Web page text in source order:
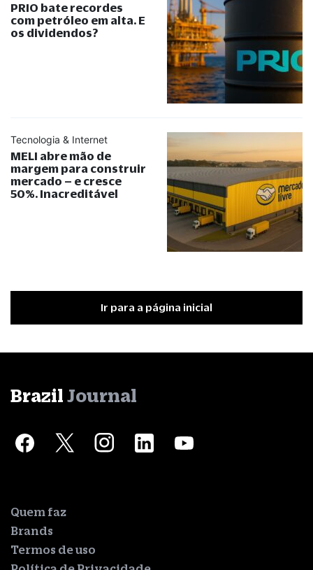
PRIO bate recordes
com petróleo em alta. E
os dividendos?
Tecnologia & Internet
MELI abre mão de
margem para construir
mercado – e cresce
50%. Inacreditável
Ir para a página inicial
Brazil Journal
Quem faz
Brands
Termos de uso